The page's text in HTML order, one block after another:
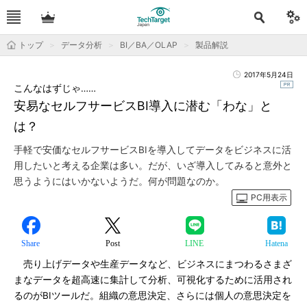
トップ データ分析 BI／BA／OLAP 製品解説
2017年5月24日
安易なセルフサービスBI導入に潜む「わな」と
は？
こんなはずじゃ……
手軽で安価なセルフサービスBIを導入してデータをビジネスに活
用したいと考える企業は多い。だが、いざ導入してみると意外と
思うようにはいかないようだ。何が問題なのか。
PC用表示
Share Post LINE Hatena
売り上げデータや生産データなど、ビジネスにまつわるさまざ
まなデータを超高速に集計して分析、可視化するために活用され
るのがBIツールだ。組織の意思決定、さらには個人の意思決定を